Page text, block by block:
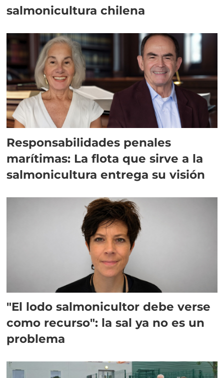
salmonicultura chilena
Responsabilidades penales
marítimas: La flota que sirve a la
salmonicultura entrega su visión
"El lodo salmonicultor debe verse
como recurso": la sal ya no es un
problema